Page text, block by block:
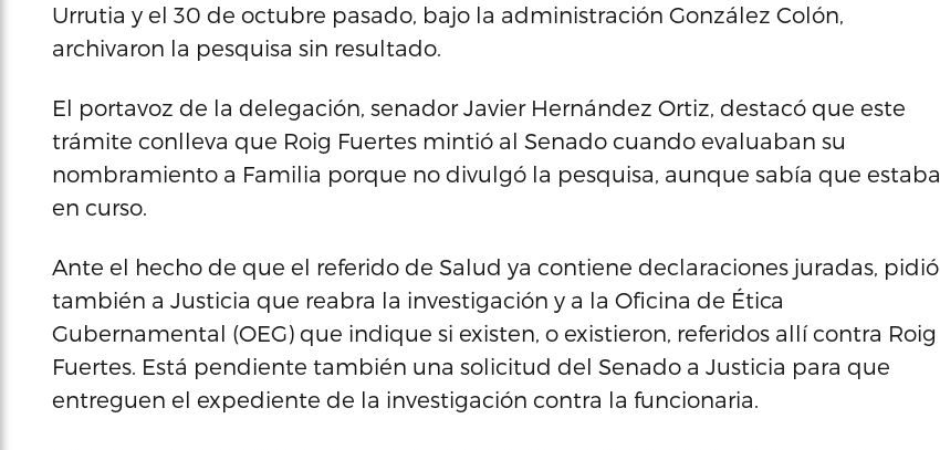
Urrutia y el 30 de octubre pasado, bajo la administración González Colón,
archivaron la pesquisa sin resultado.
El portavoz de la delegación, senador Javier Hernández Ortiz, destacó que este
trámite conlleva que Roig Fuertes mintió al Senado cuando evaluaban su
nombramiento a Familia porque no divulgó la pesquisa, aunque sabía que estaba
en curso.
Ante el hecho de que el referido de Salud ya contiene declaraciones juradas, pidió
también a Justicia que reabra la investigación y a la Oficina de Ética
Gubernamental (OEG) que indique si existen, o existieron, referidos allí contra Roig
Fuertes. Está pendiente también una solicitud del Senado a Justicia para que
entreguen el expediente de la investigación contra la funcionaria.